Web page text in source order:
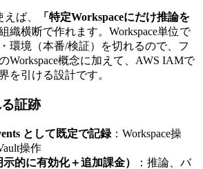
ば、
「特定Workspaceにだけ推論を
織横断で作れます。Workspace単位で
環境（本番/検証）を切れるので、フ
Workspace概念に加えて、AWS IAMで
を引ける設計です。
証跡
として既定で記録：Workspace操
操作
示的に有効化＋追加課金）
：推論、バ